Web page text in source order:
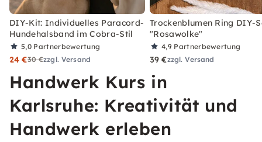
DIY-Kit: Individuelles Paracord-
Hundehalsband im Cobra-Stil
5,0 Partnerbewertung
24 €30 €zzgl. Versand
Trockenblumen Ring DIY-
"Rosawolke"
4,9 Partnerbewertung
39 €zzgl. Versand
Handwerk Kurs in
Karlsruhe: Kreativität und
Handwerk erleben